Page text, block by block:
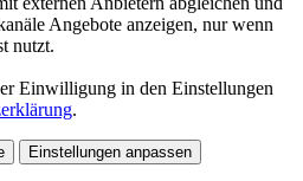
Angebote anzeigen, nur wenn
nutzt.
Einwilligung in den Einstellungen
.
Einstellungen anpassen